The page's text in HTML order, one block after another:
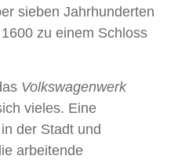
sieben Jahrhunderten
zu einem Schloss
Volkswagenwerk
vieles. Eine
der Stadt und
arbeitende